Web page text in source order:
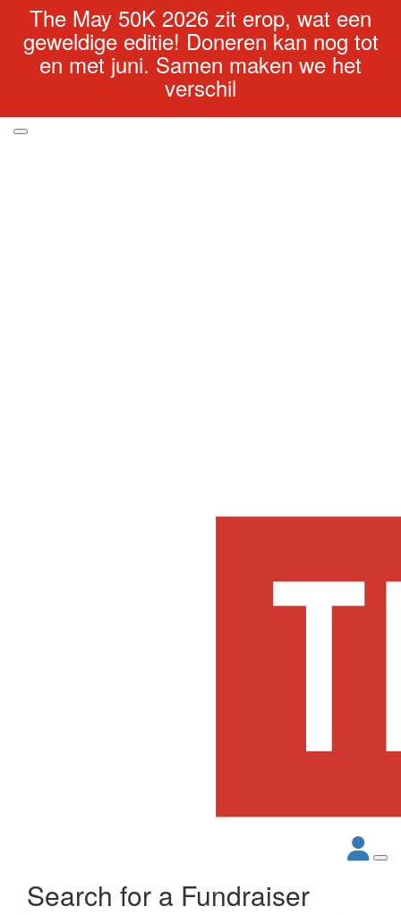
The May 50K 2026 zit erop, wat een
geweldige editie! Doneren kan nog tot
en met juni. Samen maken we het
verschil
Search for a Fundraiser